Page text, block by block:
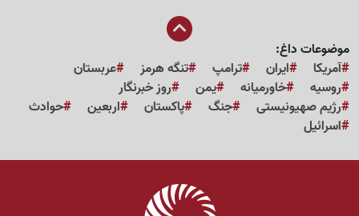
موضوعات داغ:
آمریکا
ایران ترامپ تنگه هرمز
عربستان
روسیه
خاورمیانه یمن
روز خبرنگار
رژیم صهیونیستی
جنگ پاکستان اربعین
حوادث
اسرائیل